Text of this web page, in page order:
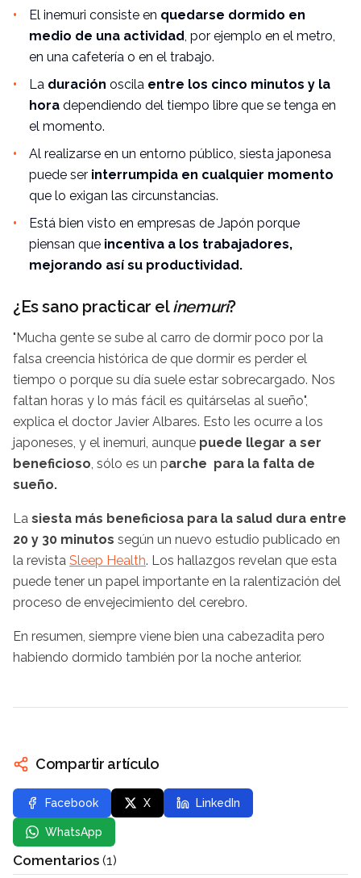
El inemuri consiste en quedarse dormido en
medio de una actividad, por ejemplo en el metro,
en una cafetería o en el trabajo.
La duración oscila entre los cinco minutos y la
hora dependiendo del tiempo libre que se tenga en
el momento.
Al realizarse en un entorno público, siesta japonesa
puede ser interrumpida en cualquier momento
que lo exigan las circunstancias.
Está bien visto en empresas de Japón porque
piensan que incentiva a los trabajadores,
mejorando así su productividad.
¿Es sano practicar elinemuri?
"Mucha gente se sube al carro de dormir poco por la
falsa creencia histórica de que dormir es perder el
tiempo o porque su día suele estar sobrecargado. Nos
faltan horas y lo más fácil es quitárselas al sueño",
explica el doctor Javier Albares. Esto les ocurre a los
japoneses, y el inemuri, aunque puede llegar a ser
beneficioso, sólo es un parche para la falta de
sueño.
La siesta más beneficiosa para la salud dura entre
20 y 30 minutos según un nuevo estudio publicado en
la revista Sleep Health. Los hallazgos revelan que esta
puede tener un papel importante en la ralentización del
proceso de envejecimiento del cerebro.
En resumen, siempre viene bien una cabezadita pero
habiendo dormido también por la noche anterior.
Compartir artículo
Facebook X LinkedIn
WhatsApp
Comentarios (1)